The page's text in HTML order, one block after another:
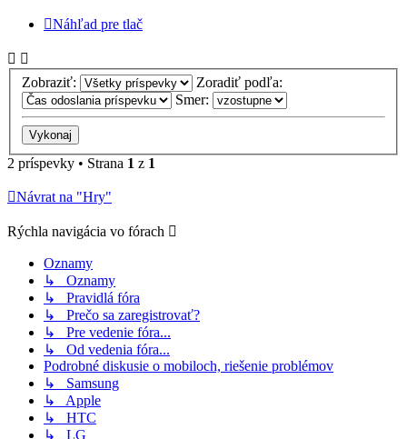
Náhľad pre tlač
Zobraziť:
Zoradiť podľa:
Smer:
2 príspevky • Strana 1 z 1
Návrat na "Hry"
Rýchla navigácia vo fórach
Oznamy
↳ Oznamy
↳ Pravidlá fóra
↳ Prečo sa zaregistrovať?
↳ Pre vedenie fóra...
↳ Od vedenia fóra...
Podrobné diskusie o mobiloch, riešenie problémov
↳ Samsung
↳ Apple
↳ HTC
↳ LG